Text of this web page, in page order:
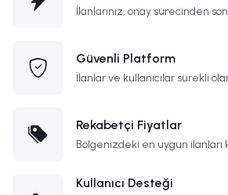
İlanlarınız, onay sürecinden
Güvenli Platform
İlanlar ve kullanıcılar sürekli
Rekabetçi Fiyatlar
Bölgenizdeki en uygun ilanları
Kullanıcı Desteği